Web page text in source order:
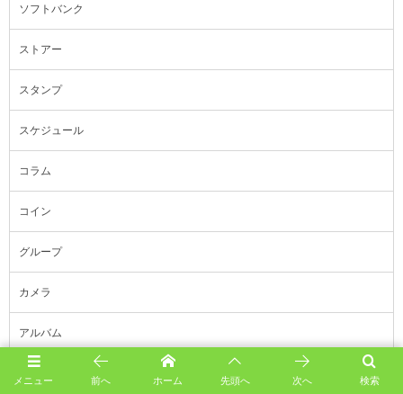
ソフトバンク
ストアー
スタンプ
スケジュール
コラム
コイン
グループ
カメラ
アルバム
メニュー 検索
前へ ホーム 先頭へ 次へ